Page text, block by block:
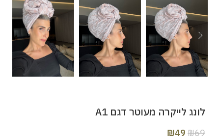
לונג לייקרה מעוטר דגם A1
₪69
₪49